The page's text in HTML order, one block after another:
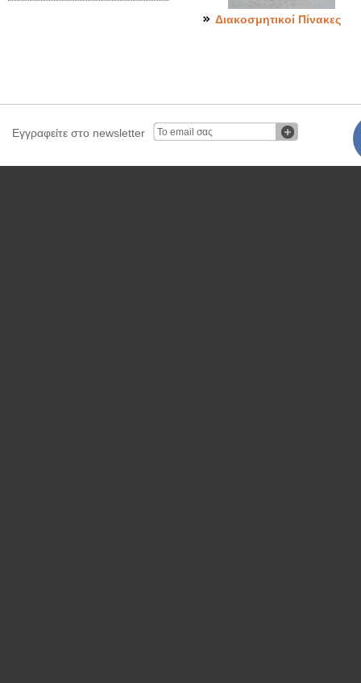
Διακοσμητικοί Πίνακες
Εγγραφείτε στο newsletter